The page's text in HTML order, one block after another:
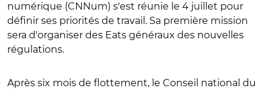
numérique (CNNum) s'est réunie le 4 juillet pour
définir ses priorités de travail. Sa première mission
sera d'organiser des Eats généraux des nouvelles
régulations.
Après six mois de flottement, le Conseil national du